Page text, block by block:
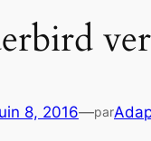
8, 2016—par